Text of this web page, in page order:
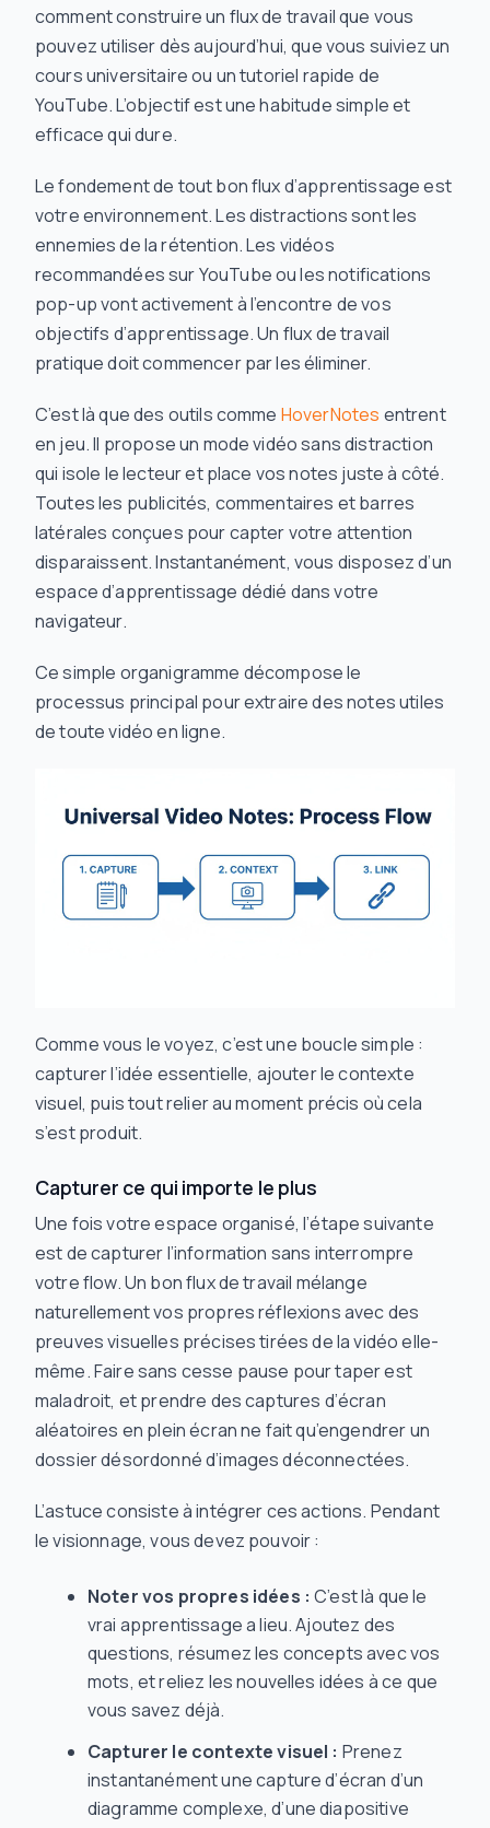
comment construire un flux de travail que vous
pouvez utiliser dès aujourd’hui, que vous suiviez un
cours universitaire ou un tutoriel rapide de
YouTube. L’objectif est une habitude simple et
efficace qui dure.
Le fondement de tout bon flux d’apprentissage est
votre environnement. Les distractions sont les
ennemies de la rétention. Les vidéos
recommandées sur YouTube ou les notifications
pop-up vont activementà l’encontre de vos
objectifs d’apprentissage. Un flux de travail
pratique doit commencer par les éliminer.
C’est là que des outils comme HoverNotes entrent
en jeu. Il propose un mode vidéo sans distraction
qui isole le lecteur et place vos notes juste à côté.
Toutes les publicités, commentaires et barres
latérales conçues pour capter votre attention
disparaissent. Instantanément, vous disposez d’un
espace d’apprentissage dédié dans votre
navigateur.
Ce simple organigramme décompose le
processus principal pour extraire des notes utiles
de toute vidéo en ligne.
Comme vous le voyez, c’est une boucle simple :
capturer l’idée essentielle, ajouter le contexte
visuel, puis tout relier au moment précis où cela
s’est produit.
Capturer ce qui importe le plus
Une fois votre espace organisé, l’étape suivante
est de capturer l’information sans interrompre
votre flow. Un bon flux de travail mélange
naturellement vos propres réflexions avec des
preuves visuelles précises tirées de la vidéo elle-
même. Faire sans cesse pause pour taper est
maladroit, et prendre des captures d’écran
aléatoires en plein écran ne fait qu’engendrer un
dossier désordonné d’images déconnectées.
L’astuce consiste à intégrer ces actions. Pendant
le visionnage, vous devez pouvoir :
Noter vos propres idées : C’est là que le
vrai apprentissage a lieu. Ajoutez des
questions, résumez les concepts avec vos
mots, et reliez les nouvelles idées à ce que
vous savez déjà.
Capturer le contexte visuel : Prenez
instantanément une capture d’écran d’un
diagramme complexe, d’une diapositive